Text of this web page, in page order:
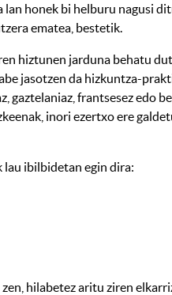
honek bi helburu nagusi
ematea, bestetik.
hiztunen jarduna behatu
jasotzen da hizkuntza-
gaztelaniaz, frantsesez edo
inori ezertxo ere
lau ibilbidetan egin dira:
hilabetez aritu ziren